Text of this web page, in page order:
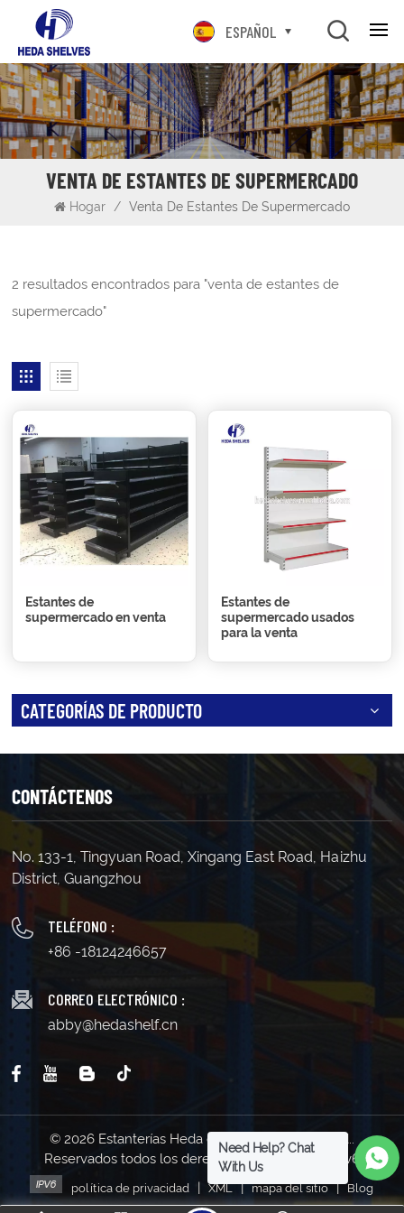
ESPAÑOL
VENTA DE ESTANTES DE SUPERMERCADO
Hogar / Venta De Estantes De Supermercado
2 resultados encontrados para "venta de estantes de
supermercado"
Estantes de
supermercado en venta
Estantes de
supermercado usados
para la venta
CATEGORÍAS DE PRODUCTO
CONTÁCTENOS
No. 133-1, Tingyuan Road, Xingang East Road, Haizhu
District, Guangzhou
TELÉFONO :
+86 -18124246657
CORREO ELECTRÓNICO :
abby@hedashelf.cn
© 2026 Estanterías Heda de Guangzhou Co., Ltd..
Reservados todos los derechos . | Soporta red IPv6
política de privacidad | XML | mapa del sitio | Blog
Need Help? Chat
With Us